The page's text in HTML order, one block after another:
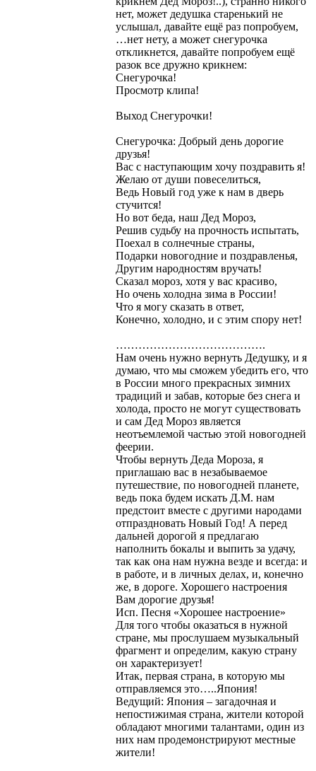
нет, может дедушка старенький не
услышал, давайте ещё раз попробуем,
…нет нету, а может снегурочка
откликнется, давайте попробуем ещё
разок все дружно крикнем:
Снегурочка!
Просмотр клипа!
Выход Снегурочки!
Снегурочка: Добрый день дорогие
друзья!
Вас с наступающим хочу поздравить я!
Желаю от души повеселиться,
Ведь Новый год уже к нам в дверь
стучится!
Но вот беда, наш Дед Мороз,
Решив судьбу на прочность испытать,
Поехал в солнечные страны,
Подарки новогодние и поздравленья,
Другим народностям вручать!
Сказал мороз, хотя у вас красиво,
Но очень холодна зима в России!
Что я могу сказать в ответ,
Конечно, холодно, и с этим спору нет!
………………………………….
Нам очень нужно вернуть Дедушку, и я
думаю, что мы сможем убедить его, что
в России много прекрасных зимних
традиций и забав, которые без снега и
холода, просто не могут существовать
и сам Дед Мороз является
неотъемлемой частью этой новогодней
феерии.
Чтобы вернуть Деда Мороза, я
приглашаю вас в незабываемое
путешествие, по новогодней планете,
ведь пока будем искать Д.М. нам
предстоит вместе с другими народами
отпраздновать Новый Год! А перед
дальней дорогой я предлагаю
наполнить бокалы и выпить за удачу,
так как она нам нужна везде и всегда: и
в работе, и в личных делах, и, конечно
же, в дороге. Хорошего настроения
Вам дорогие друзья!
Исп. Песня «Хорошее настроение»
Для того чтобы оказаться в нужной
стране, мы прослушаем музыкальный
фрагмент и определим, какую страну
он характеризует!
Итак, первая страна, в которую мы
отправляемся это…..Япония!
Ведущий: Япония – загадочная и
непостижимая страна, жители которой
обладают многими талантами, один из
них нам продемонстрируют местные
жители!